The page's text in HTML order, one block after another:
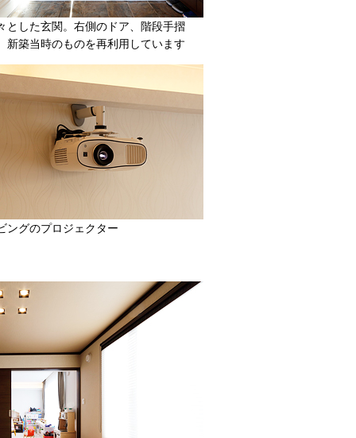
とした玄関。右側のドア、階段手摺
新築当時のものを再利用しています
ングのプロジェクター